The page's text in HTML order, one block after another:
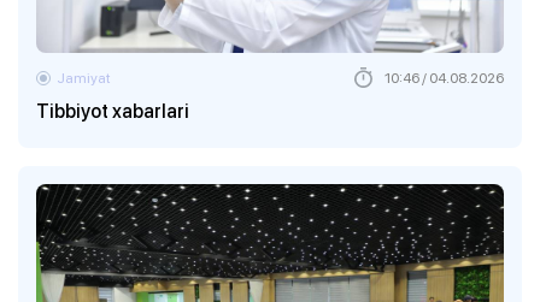
Tibbiyot xabarlari
Jamiyat 10:46 / 04.08.2026